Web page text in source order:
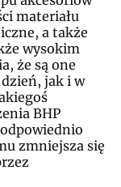
materiału
a także
wysokim
że są one
jak i w
BHP
zmniejsza się